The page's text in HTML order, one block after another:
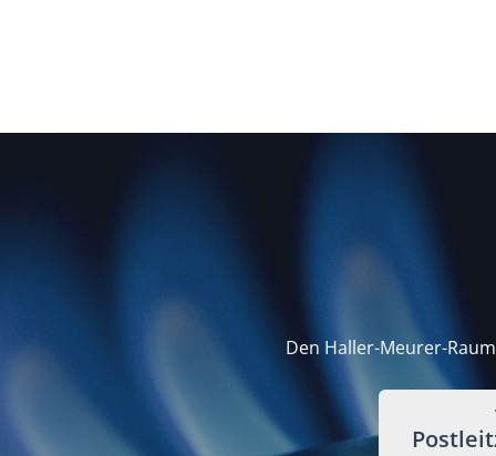
Den Haller-Meurer-